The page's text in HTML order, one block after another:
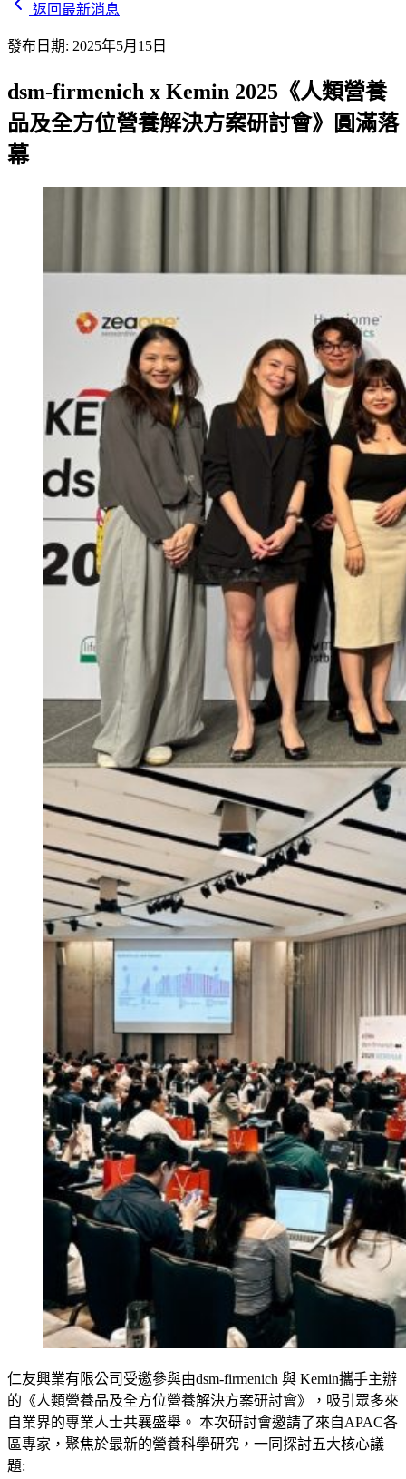
返回最新消息
發布日期: 2025年5月15日
dsm-firmenich x Kemin 2025《人類營養
品及全方位營養解決方案研討會》圓滿落
幕
仁友興業有限公司受邀參與由dsm-firmenich 與 Kemin攜手主辦
的《人類營養品及全方位營養解決方案研討會》，吸引眾多來
自業界的專業人士共襄盛舉。 本次研討會邀請了來自APAC各
區專家，聚焦於最新的營養科學研究，一同探討五大核心議
題: